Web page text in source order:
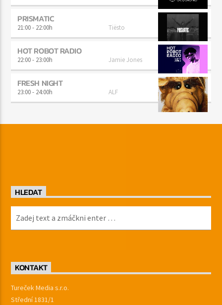
PRISMATIC
21:00- 22:00h Tiësto
HOT ROBOT RADIO
22:00- 23:00h Jamie Jones
FRESH NIGHT
23:00- 24:00h ALF
HLEDAT
KONTAKT
Tureček Media s.r.o.
Střední 1831/1